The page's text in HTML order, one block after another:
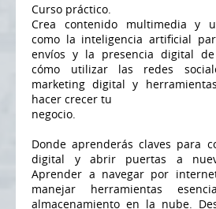
Curso práctico.
Crea contenido multimedia y
como la inteligencia artificial
envíos y la presencia digital
cómo utilizar las redes
marketing digital y
hacer crecer tu
negocio.
Donde aprenderás claves para
digital y abrir puertas a
Aprender a navegar por
manejar herramientas
almacenamiento en la nube.